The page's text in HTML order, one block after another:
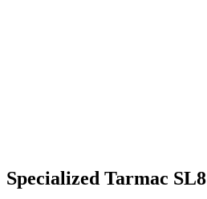
Specialized Tarmac SL8